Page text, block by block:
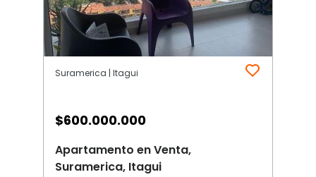
Suramerica | Itagui
$600.000.000
Apartamento en Venta,
Suramerica, Itagui